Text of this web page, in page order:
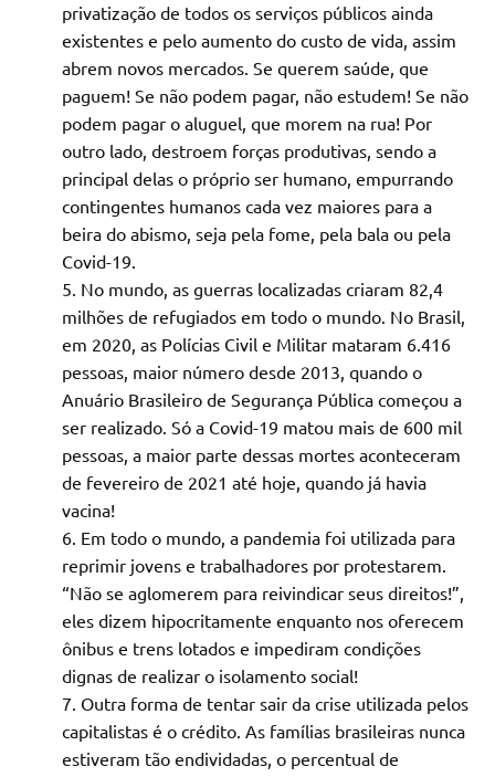
privatização de todos os serviços públicos ainda
existentes e pelo aumento do custo de vida, assim
abrem novos mercados. Se querem saúde, que
paguem! Se não podem pagar, não estudem! Se não
podem pagar o aluguel, que morem na rua! Por
outro lado, destroem forças produtivas, sendo a
principal delas o próprio ser humano, empurrando
contingentes humanos cada vez maiores para a
beira do abismo, seja pela fome, pela bala ou pela
Covid-19.
No mundo, as guerras localizadas criaram 82,4
milhões de refugiados em todo o mundo. No Brasil,
em 2020, as Polícias Civil e Militar mataram 6.416
pessoas, maior número desde 2013, quando o
Anuário Brasileiro de Segurança Pública começou a
ser realizado. Só a Covid-19 matou mais de 600 mil
pessoas, a maior parte dessas mortes aconteceram
de fevereiro de 2021 até hoje, quando já havia
vacina!
Em todo o mundo, a pandemia foi utilizada para
reprimir jovens e trabalhadores por protestarem.
“Não se aglomerem para reivindicar seus direitos!”,
eles dizem hipocritamente enquanto nos oferecem
ônibus e trens lotados e impediram condições
dignas de realizar o isolamento social!
Outra forma de tentar sair da crise utilizada pelos
capitalistas é o crédito. As famílias brasileiras nunca
estiveram tão endividadas, o percentual de